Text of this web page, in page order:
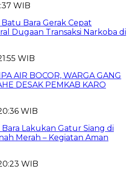
WIB
Bara Gerak Cepat
Dugaan Transaksi Narkoba di
WIB
AIR BOCOR, WARGA GANG
DESAK PEMKAB KARO
WIB
Lakukan Gatur Siang di
Merah – Kegiatan Aman
WIB